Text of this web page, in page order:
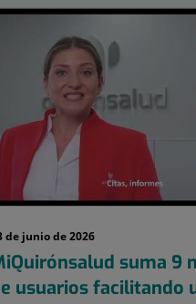
de junio de 2026
suma 9
usuarios facilitando